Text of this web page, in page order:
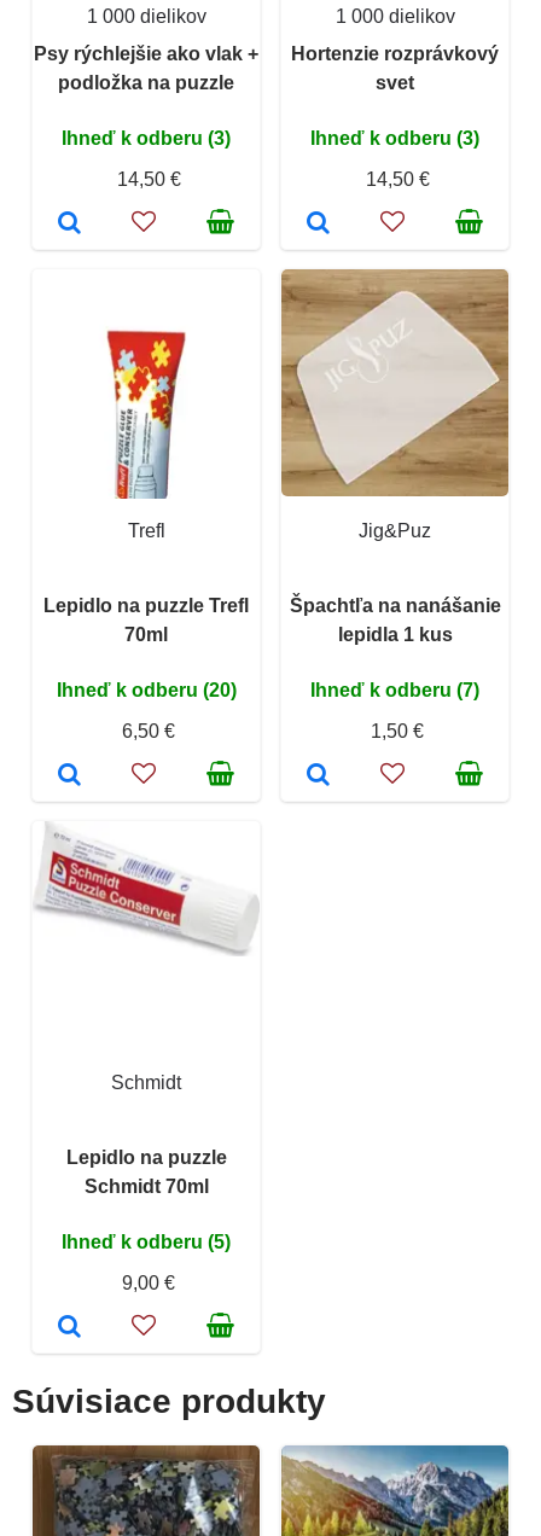
1 000 dielikov
Psy rýchlejšie ako vlak +
podložka na puzzle
Ihneď k odberu (3)
14,50 €
1 000 dielikov
Hortenzie rozprávkový
svet
Ihneď k odberu (3)
14,50 €
Trefl
Lepidlo na puzzle Trefl
70ml
Ihneď k odberu (20)
6,50 €
Jig&Puz
Špachtľa na nanášanie
lepidla 1 kus
Ihneď k odberu (7)
1,50 €
Schmidt
Lepidlo na puzzle
Schmidt 70ml
Ihneď k odberu (5)
9,00 €
Súvisiace produkty